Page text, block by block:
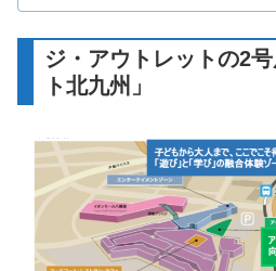
ジ・アウトレットの2
ト北九州」